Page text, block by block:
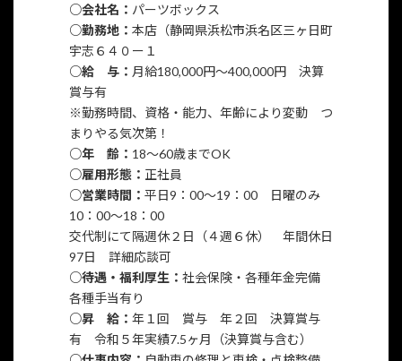
○会社名： パーツボックス
○勤務地： 本店（静岡県浜松市浜名区三ヶ日町
宇志６４０ー１
○給 与： 月給180,000円〜400,000円 決算
賞与有
※勤務時間、資格・能力、年齢により変動 つ
まりやる気次第！
○年 齢： 18〜60歳までOK
○雇用形態： 正社員
○営業時間： 平日9：00〜19：00 日曜のみ
10：00〜18：00
交代制にて隔週休２日（４週６休） 年間休日
97日 詳細応談可
○待遇・福利厚生： 社会保険・各種年金完備
各種手当有り
○昇 給： 年１回 賞与 年２回 決算賞与
有 令和５年実績7.5ヶ月（決算賞与含む）